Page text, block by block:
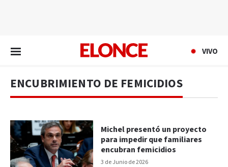
VIVO
ENCUBRIMIENTO DE FEMICIDIOS
3 de Junio de 2026
Michel presentó un proyecto
para impedir que familiares
encubran femicidios